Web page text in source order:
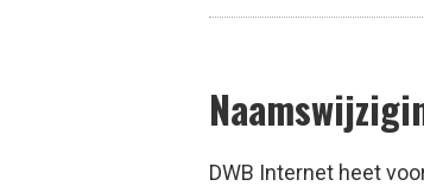
DWB Internet heet